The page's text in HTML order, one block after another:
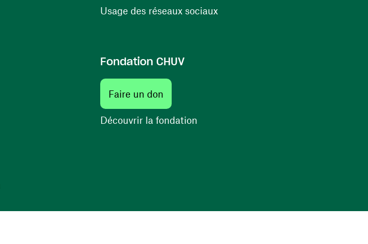
une nouvelle fenêtre)Usage des réseaux sociaux(ouvre une nouvelle fenêtre)
fenêtre)
fenêtre)
Fondation CHUV
Faire un don(ouvre une nouvelle fenêtre)
Découvrir la fondation(ouvre une nouvelle fenêtre)